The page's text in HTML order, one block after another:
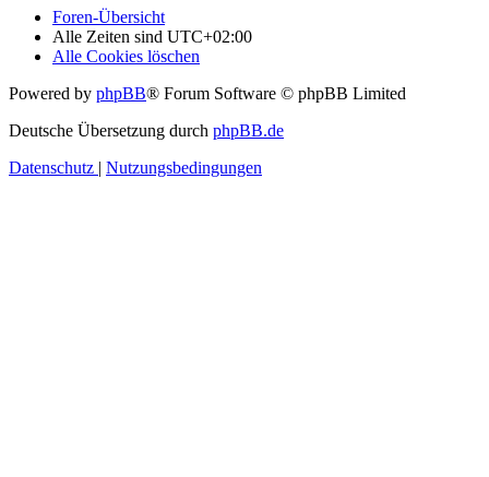
Foren-Übersicht
Alle Zeiten sind UTC+02:00
Alle Cookies löschen
Powered by phpBB® Forum Software © phpBB Limited
Deutsche Übersetzung durch phpBB.de
Datenschutz | Nutzungsbedingungen